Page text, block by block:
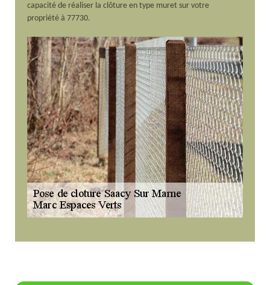
capacité de réaliser la clôture en type muret sur votre
propriété à 77730.